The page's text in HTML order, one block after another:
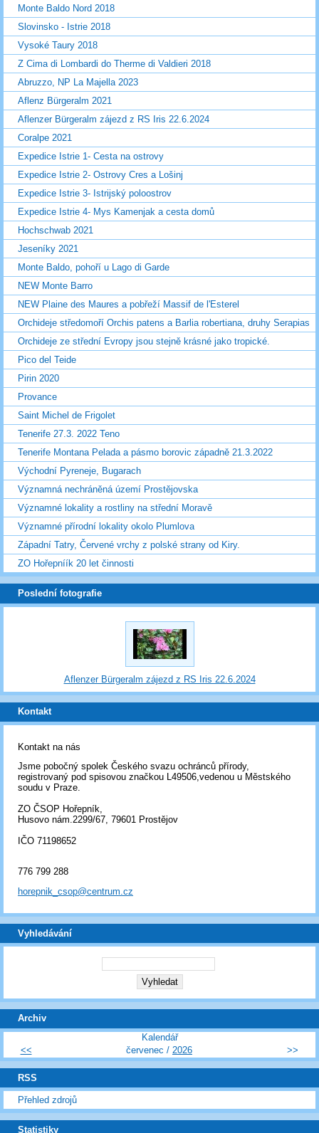
Monte Baldo Nord 2018
Slovinsko - Istrie 2018
Vysoké Taury 2018
Z Cima di Lombardi do Therme di Valdieri 2018
Abruzzo, NP La Majella 2023
Aflenz Bürgeralm 2021
Aflenzer Bürgeralm zájezd z RS Iris 22.6.2024
Coralpe 2021
Expedice Istrie 1- Cesta na ostrovy
Expedice Istrie 2- Ostrovy Cres a Lošinj
Expedice Istrie 3- Istrijský poloostrov
Expedice Istrie 4- Mys Kamenjak a cesta domů
Hochschwab 2021
Jeseníky 2021
Monte Baldo, pohoří u Lago di Garde
NEW Monte Barro
NEW Plaine des Maures a pobřeží Massif de l'Esterel
Orchideje středomoří Orchis patens a Barlia robertiana, druhy Serapias
Orchideje ze střední Evropy jsou stejně krásné jako tropické.
Pico del Teide
Pirin 2020
Provance
Saint Michel de Frigolet
Tenerife 27.3. 2022 Teno
Tenerife Montana Pelada a pásmo borovic západně 21.3.2022
Východní Pyreneje, Bugarach
Významná nechráněná území Prostějovska
Významné lokality a rostliny na střední Moravě
Významné přírodní lokality okolo Plumlova
Západní Tatry, Červené vrchy z polské strany od Kiry.
ZO Hořepníík 20 let činnosti
Poslední fotografie
Aflenzer Bürgeralm zájezd z RS Iris 22.6.2024
Kontakt
Kontakt na nás
Jsme pobočný spolek Českého svazu ochránců přírody,
registrovaný pod spisovou značkou L49506,vedenou u Městského
soudu v Praze.
ZO ČSOP Hořepník,
Husovo nám.2299/67, 79601 Prostějov
IČO 71198652
776 799 288
horepnik_csop@centrum.cz
Vyhledávání
Archiv
Kalendář
<<
červenec / 2026 >>
RSS
Přehled zdrojů
Statistiky